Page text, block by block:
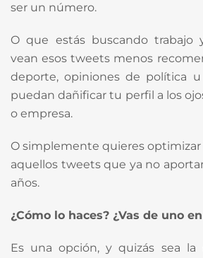
ser un número.
O que estás buscando trabajo
vean esos tweets menos
deporte, opiniones de política
puedan dañificar tu perfil a los
o empresa.
O simplemente quieres
aquellos tweets que ya no
años.
¿Cómo lo haces? ¿Vas de uno
Es una opción, y quizás sea la